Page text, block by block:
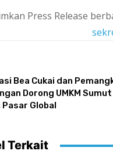
Press Release
Bea Cukai dan
Dorong UMKM Sumut
Pasar Global
Terkait